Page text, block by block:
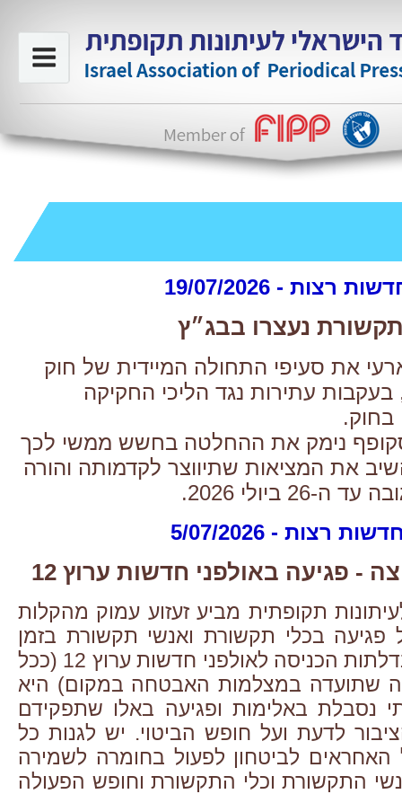
רצות - 19/07/2026
נעצרו בבג״ץ
את סעיפי התחולה המיידית של חוק
עתירות נגד הליכי החקיקה
בחוק.
נימק את ההחלטה בחשש ממשי לכך
את המציאות שתיווצר לקדמותה והורה
ביולי 2026.
רצות - 5/07/2026
- פגיעה באולפני חדשות ערוץ 12
תקופתית מביע זעזוע עמוק מהקלות
בכלי תקשורת ואנשי תקשורת בזמן
הכניסה לאולפני חדשות ערוץ 12
(ככל
שתועדה במצלמות האבטחה במקום) היא
נסבלת באלימות ופגיעה באלו שתפקידם
לדעת ועל חופש הביטוי. יש לגנות כל
האחראים לביטחון לפעול בחומרה לשמירה
התקשורת וכלי התקשורת וחופש הפעולה